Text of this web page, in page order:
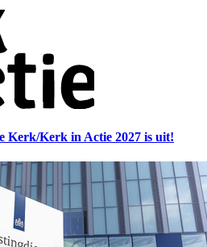
Kerk/Kerk in Actie 2027 is uit!